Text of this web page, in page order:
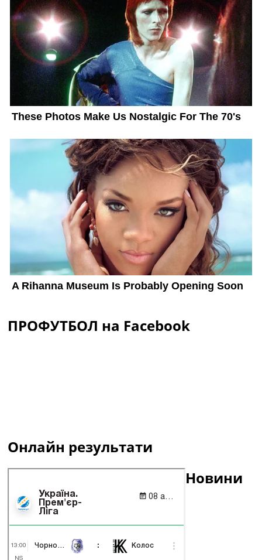
ПРОФУТБОЛ на Facebook
Онлайн результати
Новини